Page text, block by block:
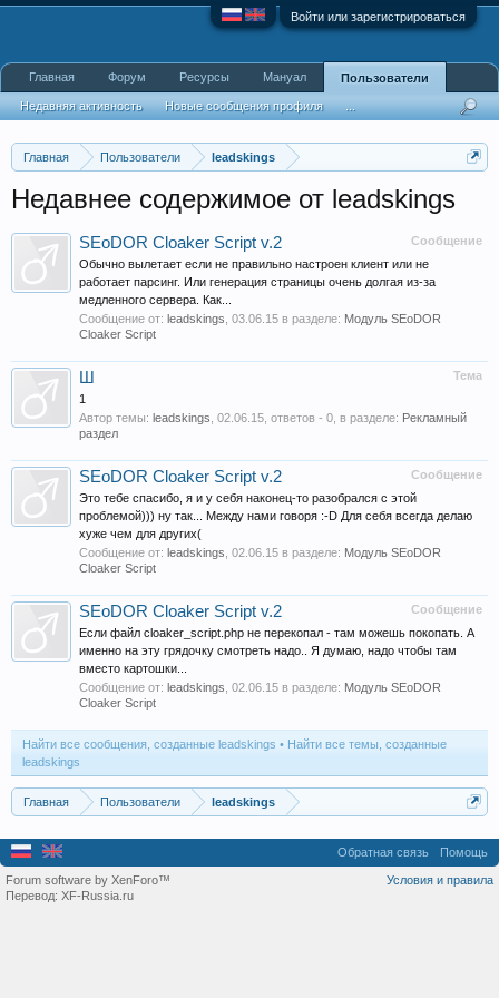
Войти или зарегистрироваться
Главная Пользователи leadskings
Недавнее содержимое от leadskings
Сообщение
SEoDOR Cloaker Script v.2
Обычно вылетает если не правильно настроен клиент или не
работает парсинг. Или генерация страницы очень долгая из-за
медленного сервера. Как...
Сообщение от: leadskings 03.06.15 в разделе: Модуль SEoDOR
Cloaker Script
Тема
Ш
1
Автор темы: leadskings 02.06.15 , ответов - 0, в разделе: Рекламный
раздел
Сообщение
SEoDOR Cloaker Script v.2
Это тебе спасибо, я и у себя наконец-то разобрался с этой
проблемой))) ну так... Между нами говоря :-D Для себя всегда делаю
хуже чем для других(
Сообщение от: leadskings 02.06.15 в разделе: Модуль SEoDOR
Cloaker Script
Сообщение
SEoDOR Cloaker Script v.2
Если файл cloaker_script.php не перекопал - там можешь покопать. А
именно на эту грядочку смотреть надо.. Я думаю, надо чтобы там
вместо картошки...
Сообщение от: leadskings 02.06.15 в разделе: Модуль SEoDOR
Cloaker Script
Найти все сообщения, созданные leadskings
Найти все темы, созданные
leadskings
Главная Пользователи leadskings
Главная Форум Ресурсы Мануал Пользователи
Недавняя активность Новые сообщения профиля
Обратная связь Помощь
Условия и правила
Forum software by XenForo™
Перевод: XF-Russia.ru